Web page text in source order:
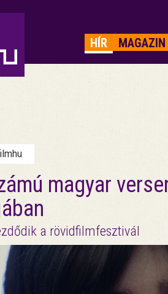
HÍR MAGAZIN
magyar
a rövidfilmfesztivál